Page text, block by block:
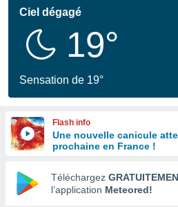
en
Ciel dégagé
19°
Sensation de 19°
Flash info
Une nouvelle canicule
prochaine en France !
Téléchargez
l’application Meteored!